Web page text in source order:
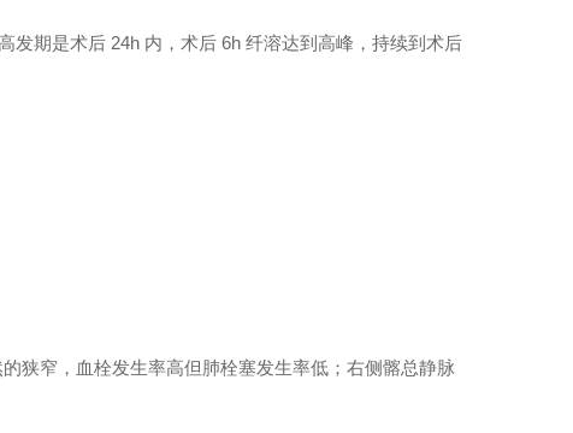
体检科
发期是术后 24h 内，术后 6h 纤溶达到高峰，持续到术后
狭窄，血栓发生率高但肺栓塞发生率低；右侧髂总静脉